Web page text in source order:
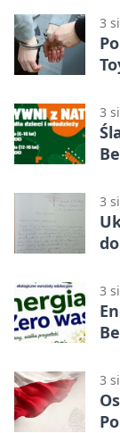
3
3
3
3
3